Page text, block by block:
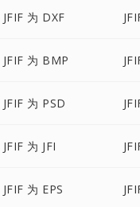
JFIF 为 DXF
JFIF 为 BMP
JFIF 为 PSD
JFIF 为 JFI
JFIF 为 EPS